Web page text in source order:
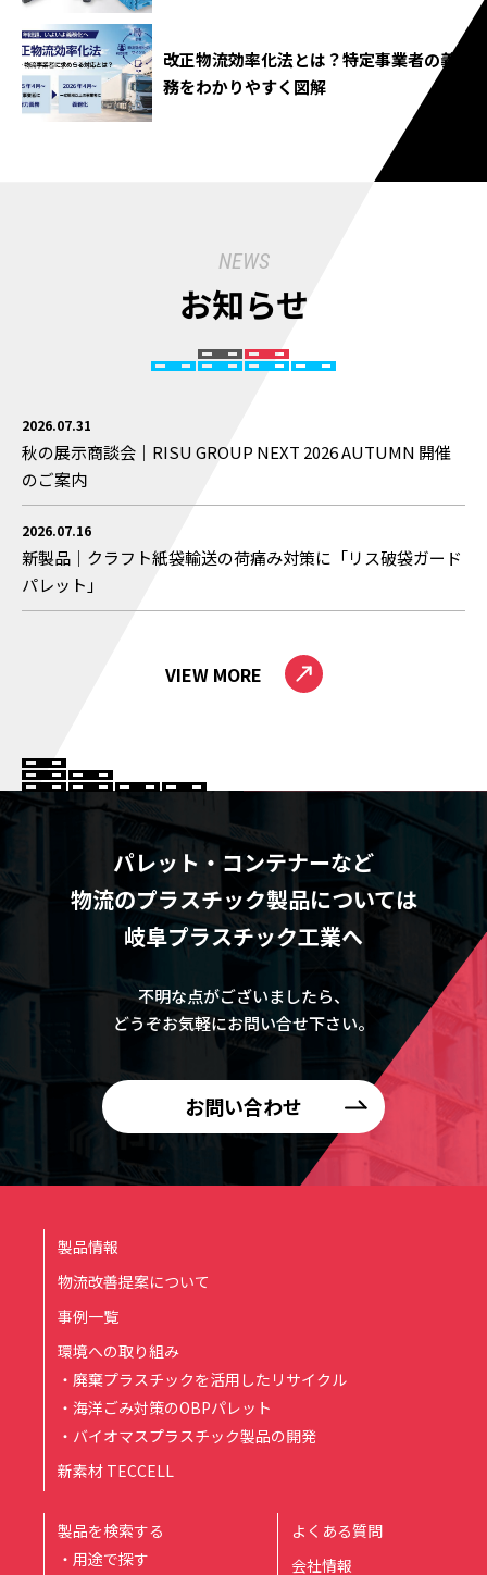
改正物流効率化法とは？特定事業者の義
務をわかりやすく図解
NEWS
お知らせ
2026.07.31
秋の展示商談会｜RISU GROUP NEXT 2026 AUTUMN 開催
のご案内
2026.07.16
新製品｜クラフト紙袋輸送の荷痛み対策に「リス破袋ガード
パレット」
VIEW MORE
パレット・コンテナーなど
物流のプラスチック製品については
岐阜プラスチック工業へ
不明な点がございましたら、
どうぞお気軽にお問い合せ下さい。
お問い合わせ
製品情報
物流改善提案について
事例一覧
環境への取り組み
・廃棄プラスチックを活用したリサイクル
・海洋ごみ対策のOBPパレット
・バイオマスプラスチック製品の開発
新素材 TECCELL
製品を検索する
・用途で探す
よくある質問
会社情報